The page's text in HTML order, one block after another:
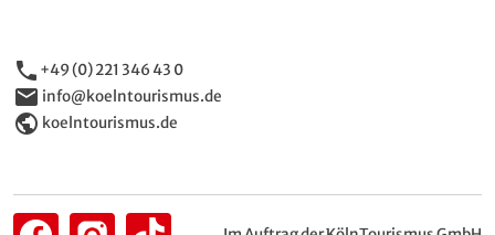
phone +49 (0) 221 346 43 0
email info@koelntourismus.de
public koelntourismus.de